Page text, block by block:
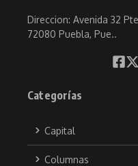
Direccion: Avenida 32
72080 Puebla, Pue..
Categorías
Capital
Columnas